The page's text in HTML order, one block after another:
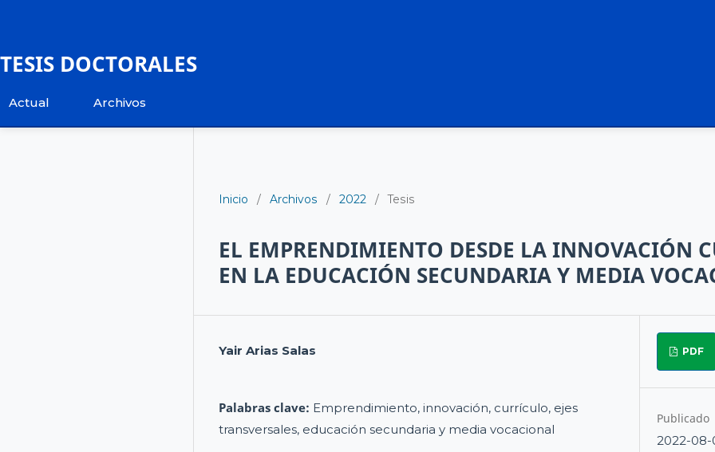
TESIS DOCTORALES
Actual Archivos
Inicio / Archivos / 2022 / Tesis
EL EMPRENDIMIENTO DESDE LA INNOVACIÓN
EN LA EDUCACIÓN SECUNDARIA Y MEDIA
Yair Arias Salas
Palabras clave: Emprendimiento, innovación, currículo, ejes
transversales, educación secundaria y media vocacional
PDF
Publicado
2022-08-